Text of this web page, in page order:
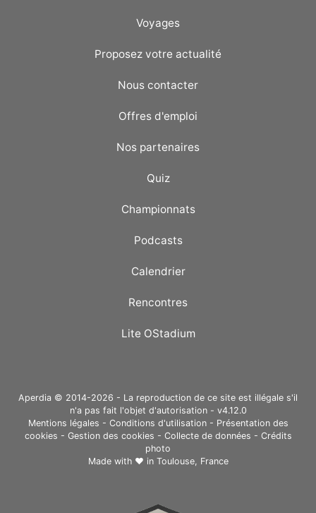
Voyages
Proposez votre actualité
Nous contacter
Offres d'emploi
Nos partenaires
Quiz
Championnats
Podcasts
Calendrier
Rencontres
Lite OStadium
Aperdia © 2014-2026 - La reproduction de ce site est illégale s'il
n'a pas fait l'objet d'autorisation - v4.12.0
Mentions légales - Conditions d'utilisation- Présentation des
cookies - Gestion des cookies - Collecte de données - Crédits
photo
Made with ❤ in Toulouse, France